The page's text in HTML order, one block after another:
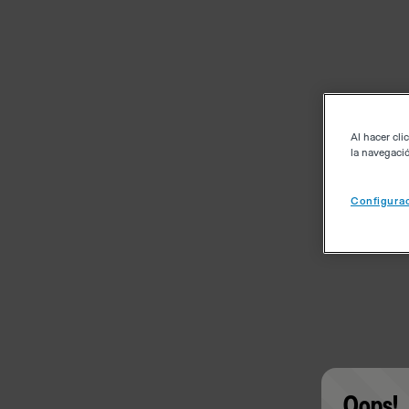
Al hacer clic
la